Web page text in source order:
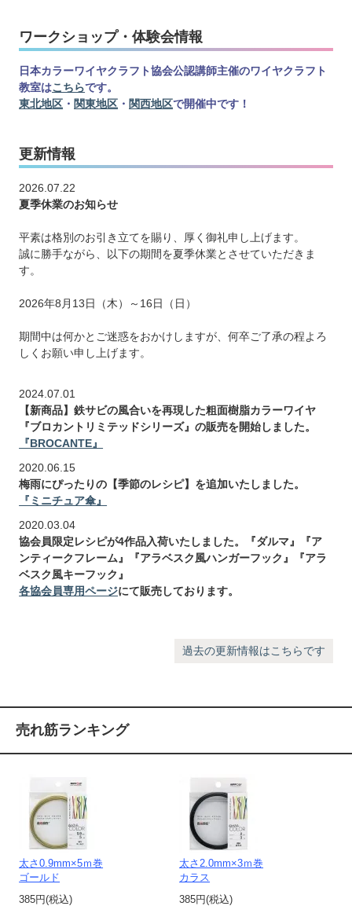
ワークショップ・体験会情報
日本カラーワイヤクラフト協会公認講師主催のワイヤクラフト
教室はこちらです。
東北地区 ・ 関東地区 ・ 関西地区で開催中です！
更新情報
2026.07.22
夏季休業のお知らせ
平素は格別のお引き立てを賜り、厚く御礼申し上げます。
誠に勝手ながら、以下の期間を夏季休業とさせていただきま
す。
2026年8月13日（木）～16日（日）
期間中は何かとご迷惑をおかけしますが、何卒ご了承の程よろ
しくお願い申し上げます。
2024.07.01
【新商品】鉄サビの風合いを再現した粗面樹脂カラーワイヤ
『ブロカントリミテッドシリーズ』の販売を開始しました。
『BROCANTE』
2020.06.15
梅雨にぴったりの【季節のレシピ】を追加いたしました。
『ミニチュア傘』
2020.03.04
協会員限定レシピが4作品入荷いたしました。『ダルマ』『ア
ンティークフレーム』『アラベスク風ハンガーフック』『アラ
ベスク風キーフック』
各協会員専用ページにて販売しております。
過去の更新情報はこちらです
売れ筋ランキング
太さ0.9mm×5ｍ巻
ゴールド
385円(税込)
太さ2.0mm×3ｍ巻
カラス
385円(税込)